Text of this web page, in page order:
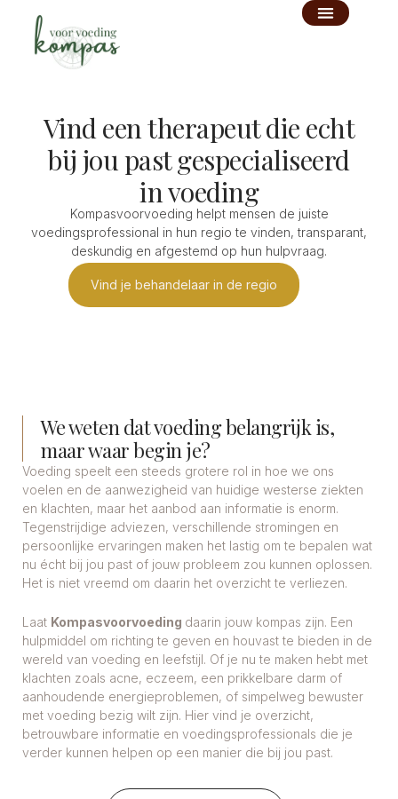
Vind een therapeut die echt
bij jou past gespecialiseerd
in voeding
Kompasvoorvoeding helpt mensen de juiste
voedingsprofessional in hun regio te vinden, transparant,
deskundig en afgestemd op hun hulpvraag.
Vind je behandelaar in de regio
We weten dat voeding belangrijk is,
maar waar begin je?
Voeding speelt een steeds grotere rol in hoe we ons
voelen en de aanwezigheid van huidige westerse ziekten
en klachten, maar het aanbod aan informatie is enorm.
Tegenstrijdige adviezen, verschillende stromingen en
persoonlijke ervaringen maken het lastig om te bepalen wat
nu écht bij jou past of jouw probleem zou kunnen oplossen.
Het is niet vreemd om daarin het overzicht te verliezen.
Laat Kompasvoorvoeding daarin jouw kompas zijn. Een
hulpmiddel om richting te geven en houvast te bieden in de
wereld van voeding en leefstijl. Of je nu te maken hebt met
klachten zoals acne, eczeem, een prikkelbare darm of
aanhoudende energieproblemen, of simpelweg bewuster
met voeding bezig wilt zijn. Hier vind je overzicht,
betrouwbare informatie en voedingsprofessionals die je
verder kunnen helpen op een manier die bij jou past.